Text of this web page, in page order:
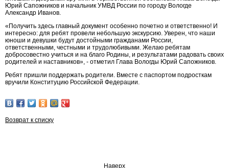
Юрий Сапожников и начальник УМВД России по городу Вологде
Александр Иванов.
«Получить здесь главный документ особенно почетно и ответственно! И
интересно: для ребят провели небольшую экскурсию. Уверен, что наши
юноши и девушки будут достойными гражданами России,
ответственными, честными и трудолюбивыми. Желаю ребятам
добросовестно учиться и на благо Родины, и результатами радовать своих
родителей и наставников», - отметил Глава Вологды Юрий Сапожников.
Ребят пришли поддержать родители. Вместе с паспортом подросткам
вручили Конституцию Российской Федерации.
Возврат к списку
Наверх